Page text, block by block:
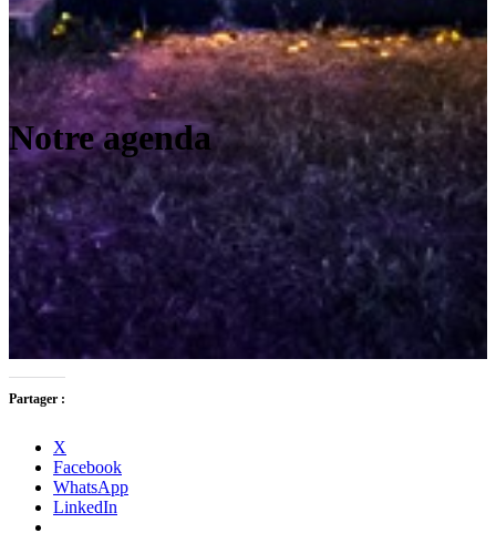
Notre agenda
Partager :
X
Facebook
WhatsApp
LinkedIn